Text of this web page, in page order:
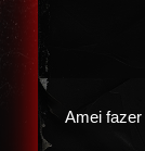
Amei